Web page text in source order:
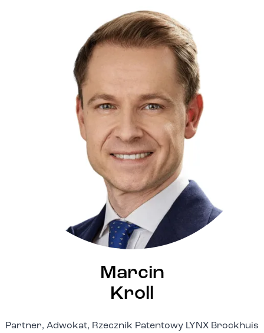
Marcin
Kroll
Partner, Adwokat, Rzecznik Patentowy LYNX Brockhuis